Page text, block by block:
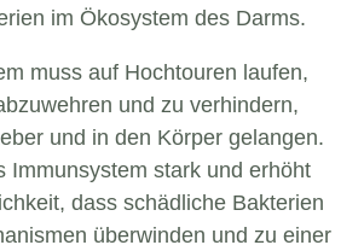
im Ökosystem des Darms.
muss auf Hochtouren laufen,
und zu verhindern,
und in den Körper gelangen.
Immunsystem stark und erhöht
dass schädliche Bakterien
überwinden und zu einer